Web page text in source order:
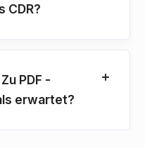
CDR?
PDF -
erwartet?